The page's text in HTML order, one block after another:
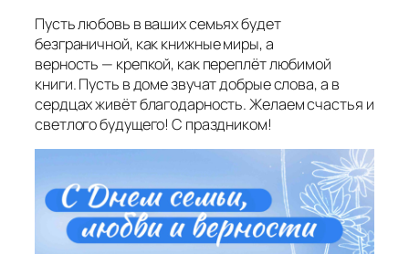
Пусть любовь в ваших семьях будет
безграничной, как книжные миры, а
верность — крепкой, как переплёт любимой
книги. Пусть в доме звучат добрые слова, а в
сердцах живёт благодарность. Желаем счастья и
светлого будущего! С праздником!